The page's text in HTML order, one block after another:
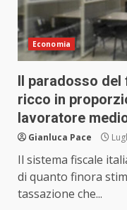
Economia
Il paradosso del
ricco in
lavoratore
Gianluca Pace
Il sistema fiscale
di quanto finora
tassazione che...